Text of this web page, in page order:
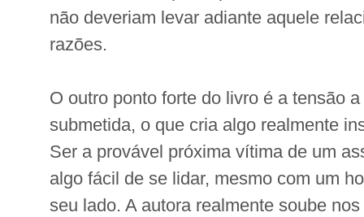
não deveriam levar adiante aquele
razões.
O outro ponto forte do livro é a tensão
submetida, o que cria algo realmente
Ser a provável próxima vítima de um
algo fácil de se lidar, mesmo com um
seu lado. A autora realmente soube